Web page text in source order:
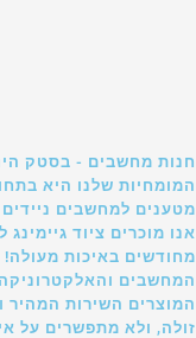
חנות מחשבים - בסטק
המומחיות שלנו היא
מטענים למחשבים
אנו מוכרים ציוד
מחודשים באיכות מעולה!
המחשבים
המוצרים השירות
זולה, ולא מתפשרים על